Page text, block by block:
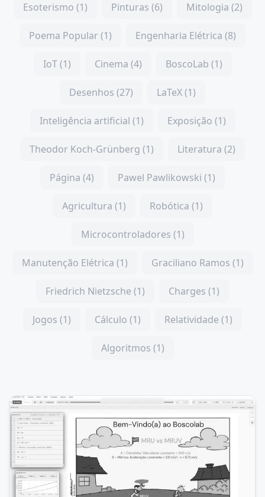
Esoterismo (1) Pinturas (6) Mitologia (2)
Poema Popular (1) Engenharia Elétrica (8)
IoT (1) Cinema (4) BoscoLab (1)
Desenhos (27) LaTeX (1)
Inteligência artificial (1) Exposição (1)
Theodor Koch-Grünberg (1) Literatura (2)
Página (4) Pawel Pawlikowski (1)
Agricultura (1) Robótica (1)
Microcontroladores (1)
Manutenção Elétrica (1) Graciliano Ramos (1)
Friedrich Nietzsche (1) Charges (1)
Jogos (1) Cálculo (1) Relatividade (1)
Algoritmos (1)